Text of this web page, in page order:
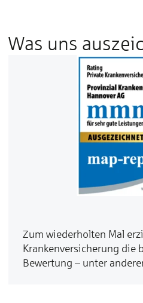
Was uns
Zum wiederholten Mal
Krankenversicherung die
Bewertung – unter